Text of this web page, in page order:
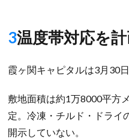
3温度帯対応を
霞ヶ関キャピタルは3月30
敷地面積は約1万8000平方
定。冷凍・チルド・ドライ
開示していない。